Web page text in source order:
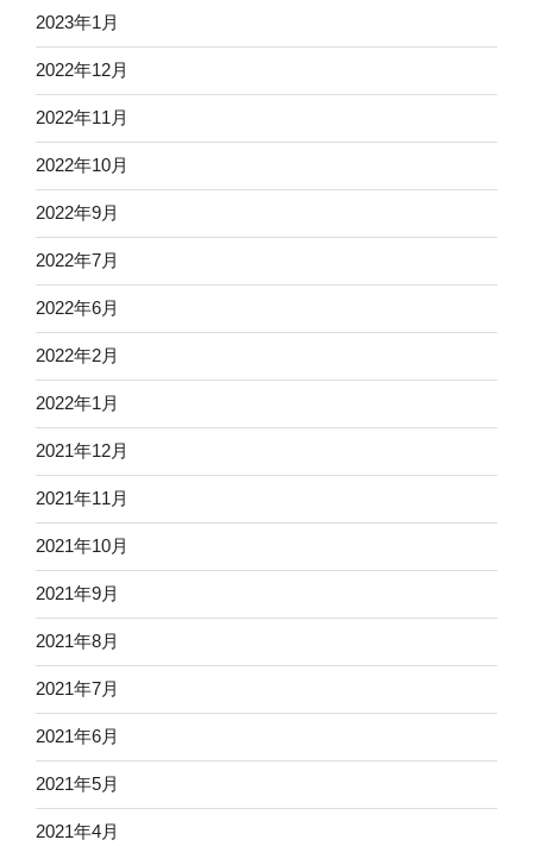
2023年1月
2022年12月
2022年11月
2022年10月
2022年9月
2022年7月
2022年6月
2022年2月
2022年1月
2021年12月
2021年11月
2021年10月
2021年9月
2021年8月
2021年7月
2021年6月
2021年5月
2021年4月